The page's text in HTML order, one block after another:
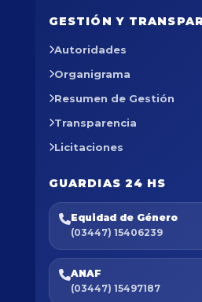
GESTIÓN Y
Autoridades
Organigrama
Resumen de Gestión
Transparencia
Licitaciones
GUARDIAS 24 HS
Equidad de Género
(03447) 15406239
ANAF
(03447) 15497187